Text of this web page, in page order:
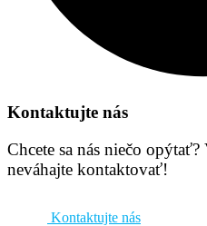
Kontaktujte nás
Chcete sa nás niečo
neváhajte kontaktovať!
Kontaktujte nás